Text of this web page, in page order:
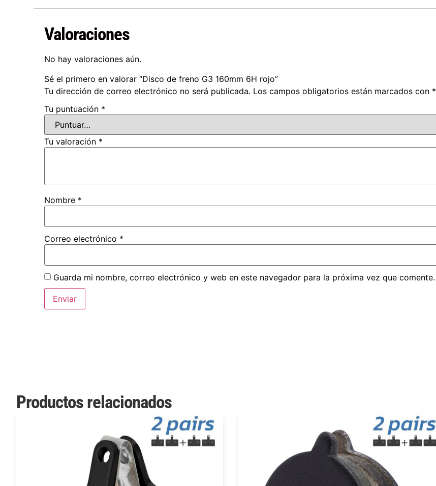
Valoraciones
No hay valoraciones aún.
Sé el primero en valorar “Disco de freno G3 160mm 6H rojo”
Tu dirección de correo electrónico no será publicada. Los campos obligatorios están marcados con *
Tu puntuación *
Tu valoración *
Nombre *
Correo electrónico *
Guarda mi nombre, correo electrónico y web en este navegador para la próxima vez que comente.
Productos relacionados